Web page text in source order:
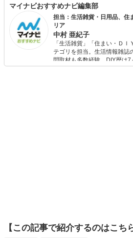
アをはじめさまざまなジャンルで執
験と年齢を重ねたなりの熟練
マイナビおすすめナビ編集部
担当：生活雑貨・日用品、住
リア
中村 亜紀子
「生活雑貨」「住まい・Ｄ
テゴリを担当。生活情報雑誌
問取材も多数経験。DIY歴は
りや壁紙チェンジなどもチャ
【この記事で紹介するのはこち